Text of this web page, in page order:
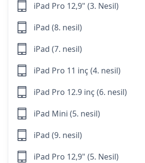
iPad Pro 12,9" (3. Nesil)
iPad (8. nesil)
iPad (7. nesil)
iPad Pro 11 inç (4. nesil)
iPad Pro 12.9 inç (6. nesil)
iPad Mini (5. nesil)
iPad (9. nesil)
iPad Pro 12,9" (5. Nesil)